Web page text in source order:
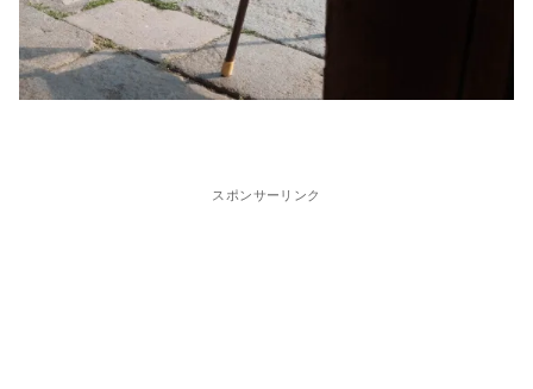
スポンサーリンク